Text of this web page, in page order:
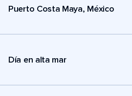
Puerto Costa Maya, México
Día en alta mar